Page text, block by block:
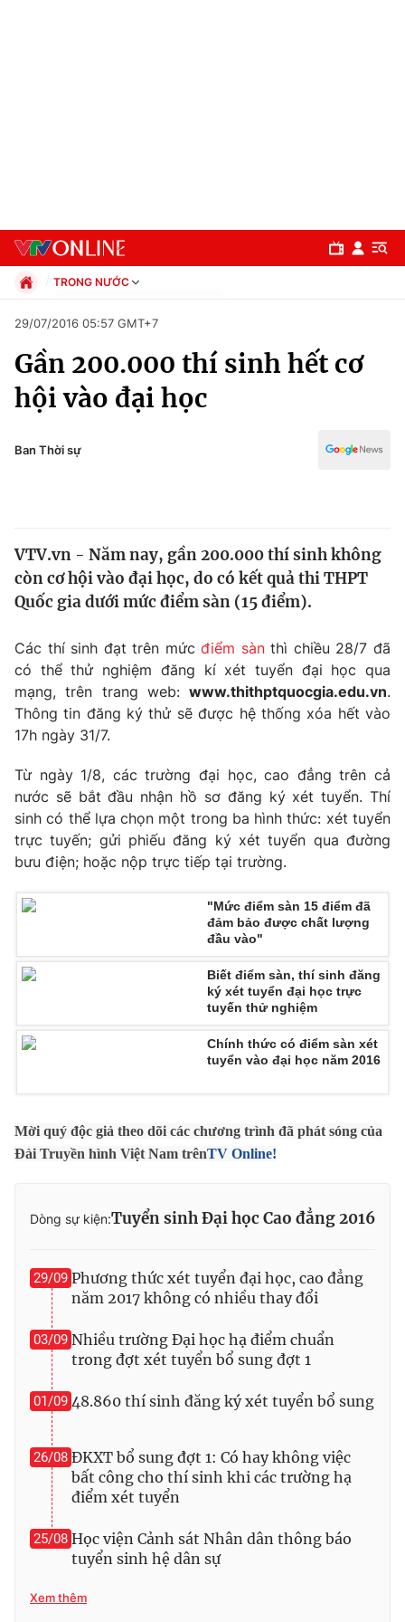
Chuyên mục
Chính trị
Y tế
Tin tức
Thế giới đó đây
Câu chuyện quốc tế
Kinh tế
Tài chính
Thị trường
Góc doanh nghiệp
Dữ liệu và đời sống
Truyền hình
Phim VTV
Hậu trường
Nhân vật
Giải sao mai
Giải trí
Điện ảnh
Âm nhạc
Làm đẹp
Tuyển sinh
Hitech Công nghệ tương lai
Thị trường
Tư vấn
Giao lưu trực tuyến
Lịch phát sóng
Chuyên mục khác
Video Shorts video
VTV Money VTV Thể thao
VTV Sức khoẻ Bất động sản
Thị trường 24h Tấm lòng Việt
VTV4
VTV8
TRONG NƯỚC
Xã hội
Pháp luật
Thể thao
Văn hóa - Giải trí
Giáo dục
29/07/2016 05:57 GMT+7
Gần 200.000 thí sinh hết cơ
hội vào đại học
Ban Thời sự
VTV.vn - Năm nay, gần 200.000 thí sinh không
còn cơ hội vào đại học, do có kết quả thi THPT
Quốc gia dưới mức điểm sàn (15 điểm).
Các thí sinh đạt trên mứcđiểm sànthì chiều 28/7 đã
có thể thử nghiệm đăng kí xét tuyển đại học qua
mạng, trên trang web: www.thithptquocgia.edu.vn.
Thông tin đăng ký thử sẽ được hệ thống xóa hết vào
17h ngày 31/7.
Từ ngày 1/8, các trường đại học, cao đẳng trên cả
nước sẽ bắt đầu nhận hồ sơ đăng ký xét tuyển. Thí
sinh có thể lựa chọn một trong ba hình thức: xét tuyển
trực tuyến; gửi phiếu đăng ký xét tuyển qua đường
bưu điện; hoặc nộp trực tiếp tại trường.
"Mức điểm sàn 15 điểm đã
đảm bảo được chất lượng
đầu vào"
Biết điểm sàn, thí sinh đăng
ký xét tuyển đại học trực
tuyến thử nghiệm
Chính thức có điểm sàn xét
tuyển vào đại học năm 2016
Mời quý độc giả theo dõi các chương trình đã phát sóng của
Đài Truyền hình Việt Nam trênTV Online!
Dòng sự kiện:Tuyển sinh Đại học Cao đẳng 2016
29/09 Phương thức xét tuyển đại học, cao đẳng
năm 2017 không có nhiều thay đổi
03/09 Nhiều trường Đại học hạ điểm chuẩn
trong đợt xét tuyển bổ sung đợt 1
01/09 48.860 thí sinh đăng ký xét tuyển bổ sung
26/08 ĐKXT bổ sung đợt 1: Có hay không việc
bất công cho thí sinh khi các trường hạ
điểm xét tuyển
25/08 Học viện Cảnh sát Nhân dân thông báo
tuyển sinh hệ dân sự
Xem thêm